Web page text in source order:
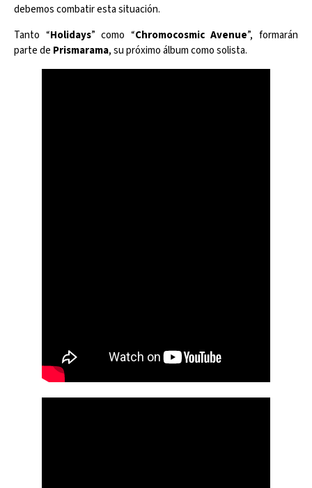
debemos combatir esta situación.
Tanto “Holidays” como “Chromocosmic Avenue”, formarán
parte de Prismarama, su próximo álbum como solista.